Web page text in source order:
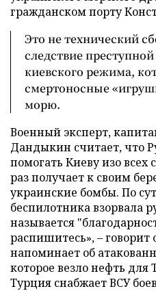
гражданском порту
Это не технический
следствие
киевского режима,
смертоносные
морю.
Военный эксперт,
Дандыкин считает, что
помогать Киеву изо
раз получает к своим
украинские бомбы. По
беспилотника взорвала
называется
распишитесь», – говорит
напоминает об
которое везло нефть для
Турция снабжает ВСУ